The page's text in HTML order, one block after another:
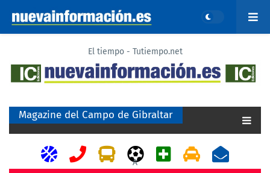
El tiempo - Tutiempo.net
Magazine del Campo de Gibraltar
A